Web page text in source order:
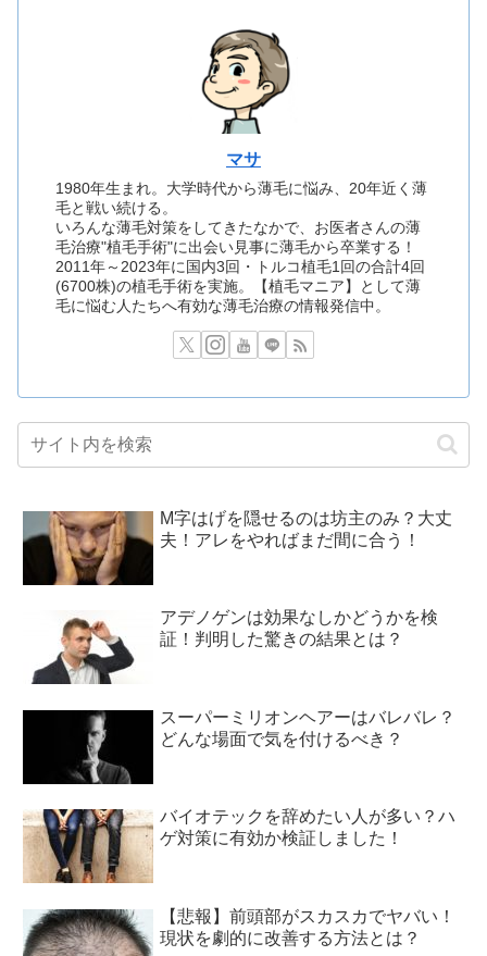
マサ
1980年生まれ。大学時代から薄毛に悩み、20年近く薄
毛と戦い続ける。
いろんな薄毛対策をしてきたなかで、お医者さんの薄
毛治療"植毛手術"に出会い見事に薄毛から卒業する！
2011年～2023年に国内3回・トルコ植毛1回の合計4回
(6700株)の植毛手術を実施。【植毛マニア】として薄
毛に悩む人たちへ有効な薄毛治療の情報発信中。
M字はげを隠せるのは坊主のみ？大丈
夫！アレをやればまだ間に合う！
アデノゲンは効果なしかどうかを検
証！判明した驚きの結果とは？
スーパーミリオンヘアーはバレバレ？
どんな場面で気を付けるべき？
バイオテックを辞めたい人が多い？ハ
ゲ対策に有効か検証しました！
【悲報】前頭部がスカスカでヤバい！
現状を劇的に改善する方法とは？